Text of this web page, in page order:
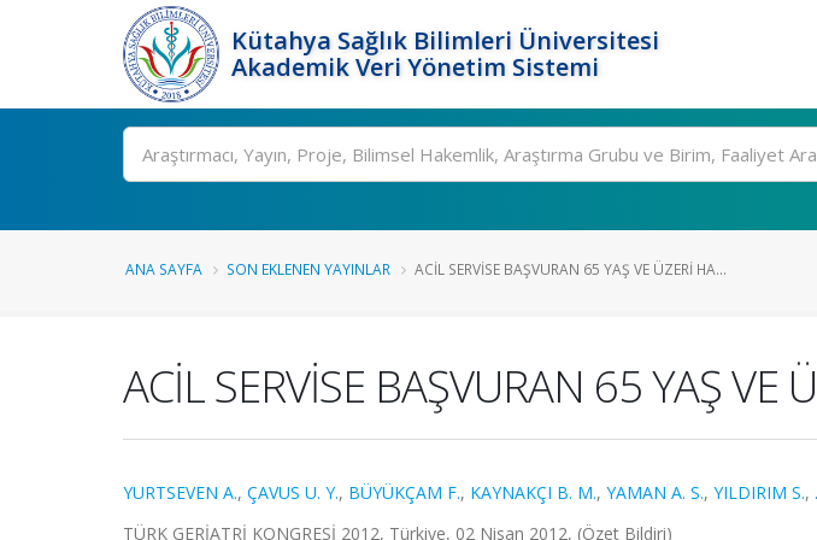
Kütahya Sağlık Bilimleri Üniversitesi
Akademik Veri Yönetim Sistemi
Ara
ANA SAYFA SON EKLENEN YAYINLAR ACİL SERVİSE BAŞVURAN 65 YAŞ VE ÜZERİ HA...
ACİL SERVİSE BAŞVURAN 65 YAŞ VE
YURTSEVEN A., ÇAVUS U. Y., BÜYÜKÇAM F., KAYNAKÇI B. M., YAMAN A. S., YILDIRIM S.,
TÜRK GERİATRİ KONGRESİ 2012, Türkiye, 02 Nisan 2012, (Özet Bildiri)